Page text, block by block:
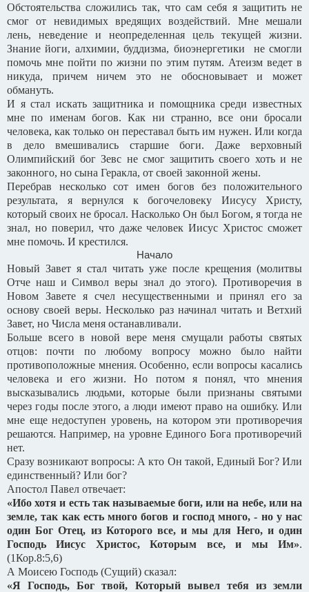
Обстоятельства сложились так, что сам себя я защитить не
смог от невидимых вредящих воздействий. Мне мешали
лень, неведение и неопределенная цель текущей жизни.
Знание йоги, алхимии, буддизма, биоэнергетики не смогли
помочь мне пойти по жизни по этим путям. Атеизм ведет в
никуда, причем ничем это не обосновывает и может
обмануть.
И я стал искать защитника и помощника среди известных
мне по именам богов. Как ни странно, все они бросали
человека, как только он переставал быть им нужен. Или когда
в дело вмешивались старшие боги. Даже верховный
Олимпийский бог Зевс не смог защитить своего хоть и не
законного, но сына Геракла, от своей законной жены.
Перебрав несколько сот имен богов без положительного
результата, я вернулся к богочеловеку Иисусу Христу,
который своих не бросал. Насколько Он был Богом, я тогда не
знал, но поверил, что даже человек Иисус Христос сможет
мне помочь. И крестился.
Начало
Новый Завет я стал читать уже после крещения (молитвы
Отче наш и Символ веры знал до этого). Противоречия в
Новом Завете я счел несущественными и принял его за
основу своей веры. Несколько раз начинал читать и Ветхий
Завет, но Числа меня останавливали.
Больше всего в новой вере меня смущали работы святых
отцов: почти по любому вопросу можно было найти
противоположные мнения. Особенно, если вопросы касались
человека и его жизни. Но потом я понял, что мнения
высказывались людьми, которые были признаны святыми
через годы после этого, а люди имеют право на ошибку. Или
мне еще недоступен уровень, на котором эти противоречия
решаются. Например, на уровне Единого Бога противоречий
нет.
Сразу возникают вопросы: А кто Он такой, Единый Бог? Или
единственный? Или бог?
Апостол Павел отвечает:
«Ибо хотя и есть так называемые боги, или на небе, или на
земле, так как есть много богов и господ много, - но у нас
один Бог Отец, из Которого все, и мы для Него, и один
Господь Иисус Христос, Которым все, и мы Им».
(1Кор.8:5,6)
А Моисею Господь (Сущий) сказал:
«Я Господь, Бог твой, Который вывел тебя из земли